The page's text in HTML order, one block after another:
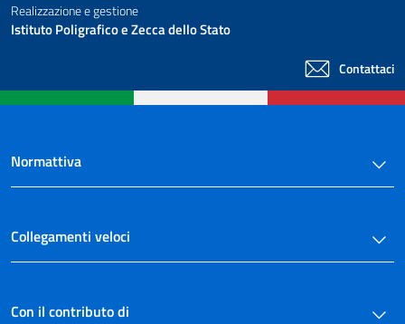
Realizzazione e gestione
Istituto Poligrafico e Zecca dello Stato
Contattaci
Normattiva
Collegamenti veloci
Con il contributo di